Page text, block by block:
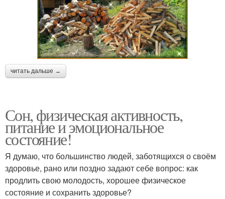
читать дальше →
Сон, физическая активность,
питание и эмоциональное
состояние!
Я думаю, что большинство людей, заботящихся о своём
здоровье, рано или поздно задают себе вопрос: как
продлить свою молодость, хорошее физическое
состояние и сохранить здоровье?